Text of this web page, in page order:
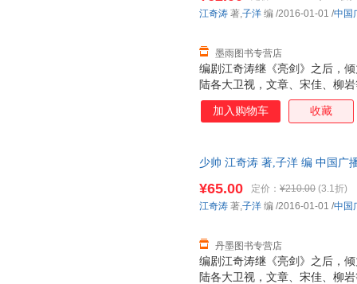
编剧江奇涛继《亮剑》之后，
陆各大卫视，文章、宋佳、柳
良辉煌而坎坷的一生。 随书赠
学良的书都不一样，作者既没
不是一味歌颂，而是完整地呈
墨雨图书专营店
江奇涛 著,子洋 编 /2016-01-01 /中国
加入购物车 收藏
少帅 江奇涛 著,子洋 编 中国广
编剧江奇涛继《亮剑》之后，
陆各大卫视，文章、宋佳、柳
¥65.00 定价： ¥210.00 (3.1折)
丹墨图书专营店
江奇涛 著,子洋 编 /2016-01-01 /中国